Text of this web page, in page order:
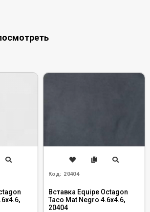
Код: 20404
Вставка Equipe Octagon
Taco Mat Negro 4.6x4.6,
20404